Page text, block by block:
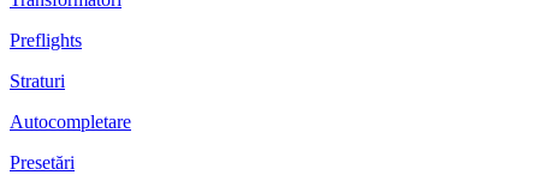
Preflights
Straturi
Autocompletare
Presetări